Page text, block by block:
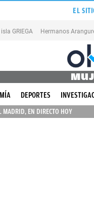
EL
GRIEGA Hermanos
DEPORTES
MADRID, EN DIRECTO HOY